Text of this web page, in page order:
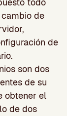
de
de
son dos
de su
obtener el
de dos